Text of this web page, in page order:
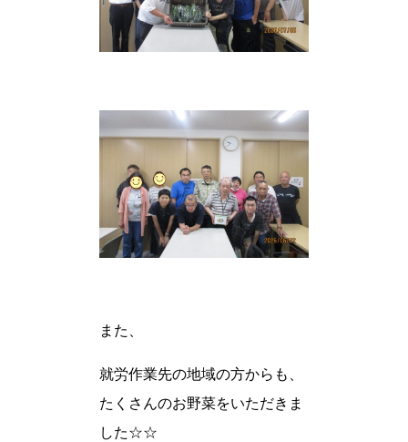
また、
就労作業先の地域の方からも、
たくさんのお野菜をいただきま
した☆☆